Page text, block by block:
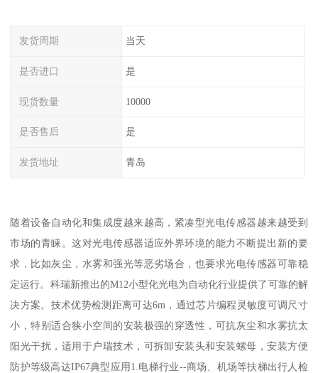
发货周期 当天
是否进口 是
现货数量 10000
是否售后 是
发货地址 青岛
随着设备自动化和集成度越来越高，紧凑型光电传感器越来越受到
市场的青睐。这对光电传感器适应外界环境的能力不断提出新的要
求，比如灰尘，水雾和强光等恶劣场合，也要求光电传感器可靠稳
定运行。科瑞新推出的M12小型化光电为自动化行业提供了可靠的解
决方案。技术优势检测距离可达6m，通过芯片编程灵敏度可调尺寸
小，特别适合狭小空间的安装极强的穿透性，可抗灰尘和水雾抗太
阳光干扰，适用于户瑞技术，可拆卸安装头和安装螺母，安装方便
防护等级高达IP67典型应用1.电梯行业--商场、机场等扶梯出行人检